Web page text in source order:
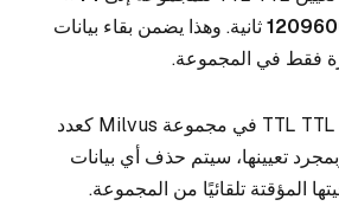
ثانية. وهذا يضمن بقاء بيانات
يتم تحديد خاصية TTL TTL في مجموعة Milvus كعدد
تعيينها، سيتم حذف أي بيانات
المؤقتة تلقائيًا من المجموعة.